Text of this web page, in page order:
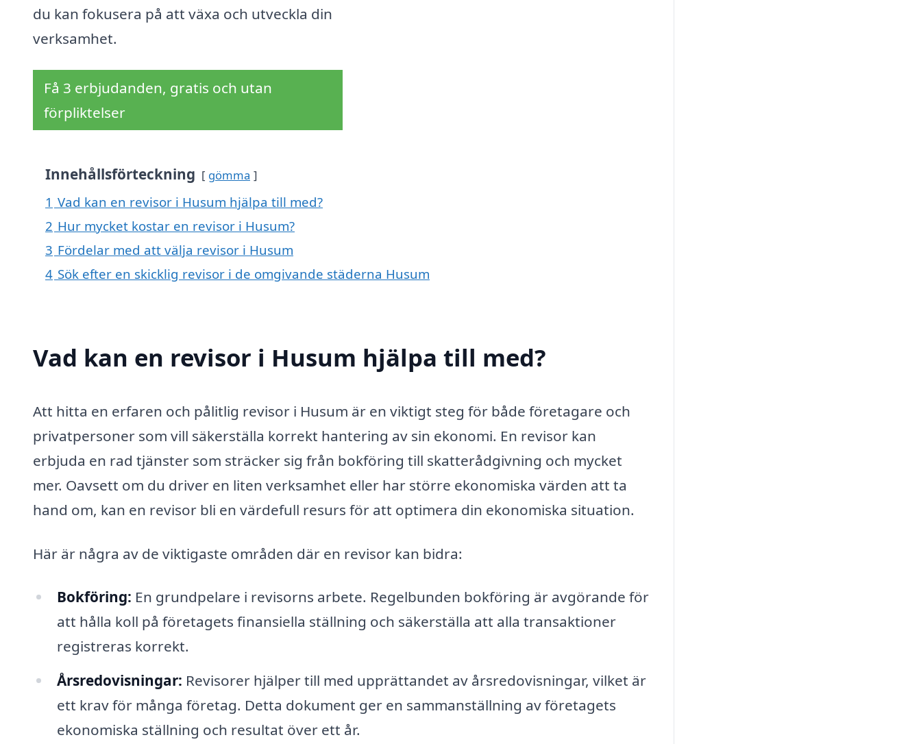
du kan fokusera på att växa och utveckla din
verksamhet.
Få 3 erbjudanden, gratis och utan
förpliktelser
Innehållsförteckning gömma
1 Vad kan en revisor i Husum hjälpa till med?
2 Hur mycket kostar en revisor i Husum?
3 Fördelar med att välja revisor i Husum
4 Sök efter en skicklig revisor i de omgivande städerna Husum
Vad kan en revisor i Husum hjälpa till med?
Att hitta en erfaren och pålitlig revisor i Husum är en viktigt steg för både företagare och
privatpersoner som vill säkerställa korrekt hantering av sin ekonomi. En revisor kan
erbjuda en rad tjänster som sträcker sig från bokföring till skatterådgivning och mycket
mer. Oavsett om du driver en liten verksamhet eller har större ekonomiska värden att ta
hand om, kan en revisor bli en värdefull resurs för att optimera din ekonomiska situation.
Här är några av de viktigaste områden där en revisor kan bidra:
Bokföring: En grundpelare i revisorns arbete. Regelbunden bokföring är avgörande för
att hålla koll på företagets finansiella ställning och säkerställa att alla transaktioner
registreras korrekt.
Årsredovisningar: Revisorer hjälper till med upprättandet av årsredovisningar, vilket är
ett krav för många företag. Detta dokument ger en sammanställning av företagets
ekonomiska ställning och resultat över ett år.